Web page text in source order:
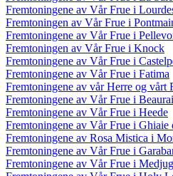
Fremtoningene av Vår Frue i
Fremtoningen av Vår Frue i
Fremtoningene av Vår Frue i
Fremtoningen av Vår Frue i Knock
Fremtoningene av Vår Frue i
Fremtoningene av Vår Frue i Fatima
Fremtoningene av vår Herre og vårt
Fremtoningene av Vår Frue i
Fremtoningene av Vår Frue i Heede
Fremtoningene av Vår Frue i Ghiaie
Fremtoningene av Rosa Mistica i
Fremtoningene av Vår Frue i
Fremtoningene av Vår Frue i